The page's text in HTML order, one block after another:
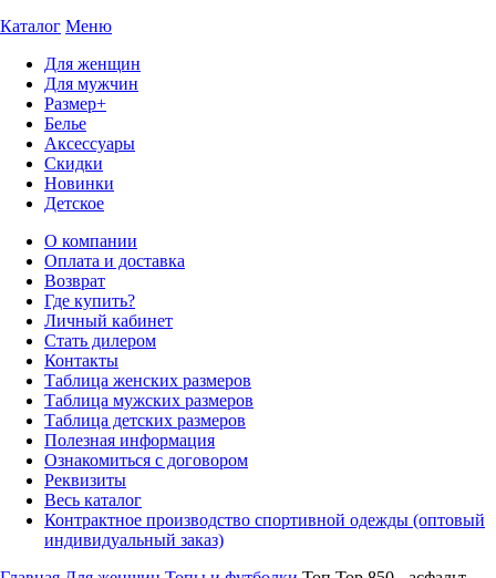
Каталог Меню
Для женщин
Для мужчин
Размер+
Белье
Аксессуары
Скидки
Новинки
Детское
О компании
Оплата и доставка
Возврат
Где купить?
Личный кабинет
Стать дилером
Контакты
Таблица женских размеров
Таблица мужских размеров
Таблица детских размеров
Полезная информация
Ознакомиться с договором
Реквизиты
Весь каталог
Контрактное производство спортивной одежды (оптовый
индивидуальный заказ)